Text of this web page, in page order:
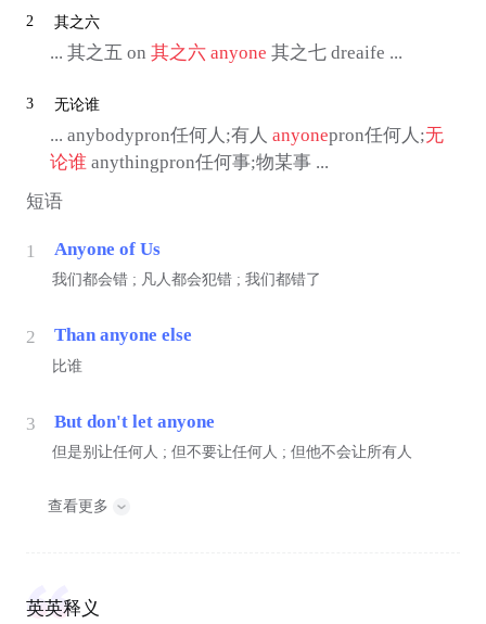
2 其之六
... 其之五 on 其之六 anyone 其之七 dreaife ...
3 无论谁
... anybodypron任何人;有人 anyonepron任何人;无
论谁 anythingpron任何事;物某事 ...
短语
1 Anyone of Us
我们都会错 ; 凡人都会犯错 ; 我们都错了
2 Than anyone else
比谁
3 But don't let anyone
但是别让任何人 ; 但不要让任何人 ; 但他不会让所有人
查看更多
英英释义